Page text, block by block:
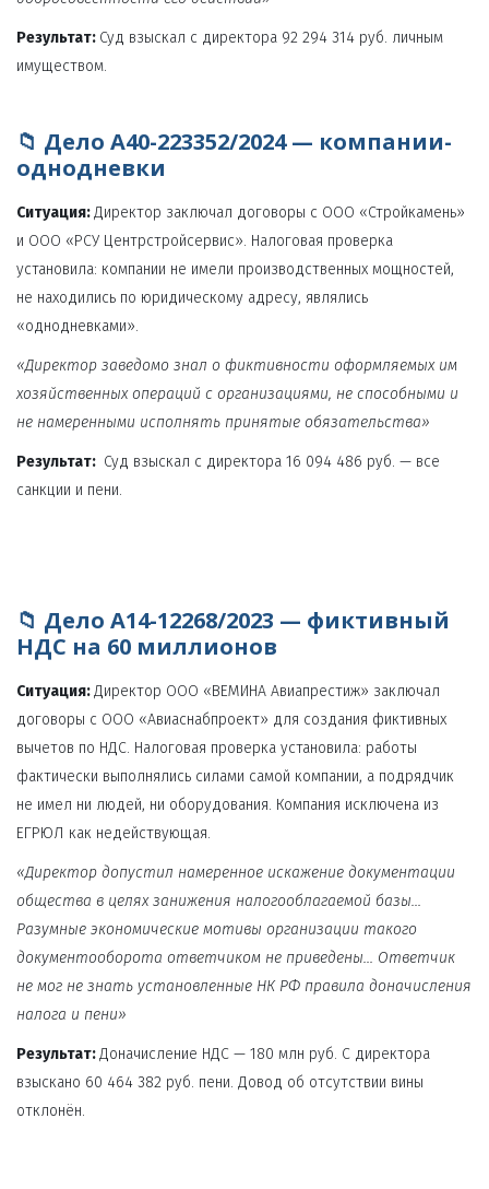
Результат: Суд взыскал с директора 92 294 314 руб. личным
имуществом.
📁 Дело А40-223352/2024 — компании-
однодневки
Ситуация: Директор заключал договоры с ООО «Стройкамень»
и ООО «РСУ Центрстройсервис». Налоговая проверка
установила: компании не имели производственных мощностей,
не находились по юридическому адресу, являлись
«однодневками».
«Директор заведомо знал о фиктивности оформляемых им
хозяйственных операций с организациями, не способными и
не намеренными исполнять принятые обязательства»
Результат:
  Суд взыскал с директора 16 094 486 руб. — все
санкции и пени.
📁 Дело А14-12268/2023 — фиктивный
НДС на 60 миллионов
Ситуация: Директор ООО «ВЕМИНА Авиапрестиж» заключал
договоры с ООО «Авиаснабпроект» для создания фиктивных
вычетов по НДС. Налоговая проверка установила: работы
фактически выполнялись силами самой компании, а подрядчик
не имел ни людей, ни оборудования. Компания исключена из
ЕГРЮЛ как недействующая.
«Директор допустил намеренное искажение документации
общества в целях занижения налогооблагаемой базы...
Разумные экономические мотивы организации такого
документооборота ответчиком не приведены... Ответчик
не мог не знать установленные НК РФ правила доначисления
налога и пени»
Результат: Доначисление НДС — 180 млн руб. С директора
взыскано 60 464 382 руб. пени. Довод об отсутствии вины
отклонён.